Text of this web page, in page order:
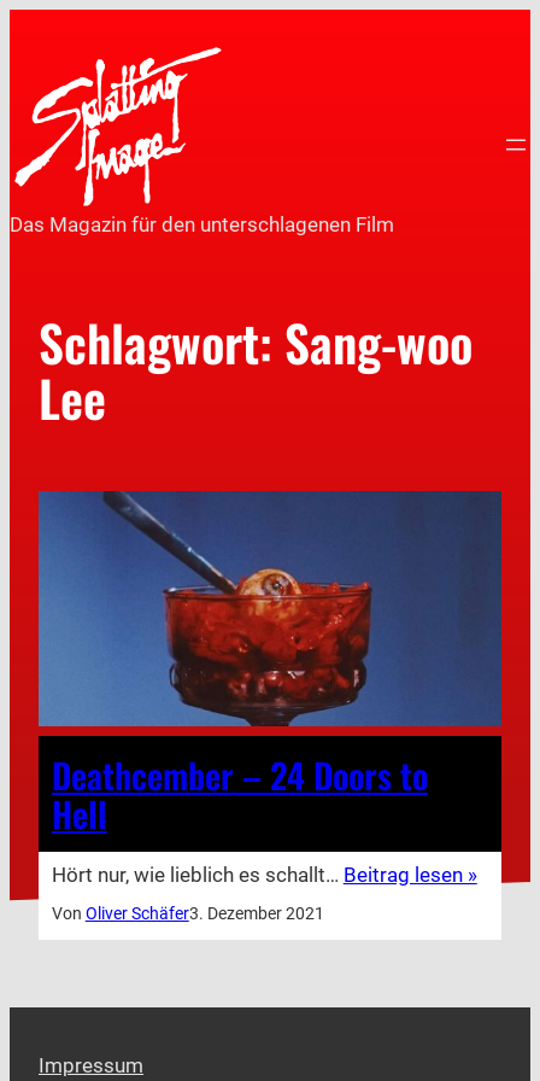
Das Magazin für den unterschlagenen Film
Schlagwort: Sang-woo
Lee
Deathcember – 24 Doors to
Hell
Hört nur, wie lieblich es schallt… Beitrag lesen »
Von Oliver Schäfer3. Dezember 2021
Impressum